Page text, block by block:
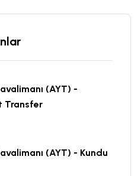
(AYT) -
Transfer
(AYT) - Kundu